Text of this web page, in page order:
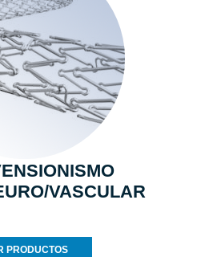
VASCULAR
PRODUCTOS